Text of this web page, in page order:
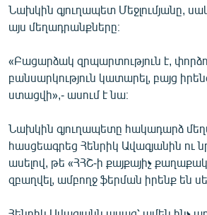
Նախկին գյուղապետ Մեջլումյանը,
այս մեղադրանքները։
«Բացարձակ զրպարտություն է,
բանսարկություն կատարել, բայց
ստացվի»,- ասում է նա։
Նախկին գյուղապետը հակադարձ
հասցեագրեց Հենրիկ Ավագյանին ու
ասելով, թե «ՀՀՇ-ի քայքայիչ
զբաղվել, ամբողջ ֆերման իրենք են